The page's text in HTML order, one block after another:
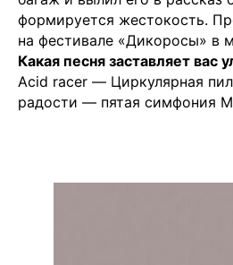
формируется жестокость.
на фестивале «Дикоросы» в
Какая песня заставляет вас
Acid racer — Циркулярная
радости — пятая симфония